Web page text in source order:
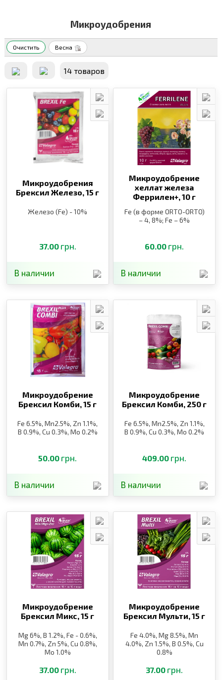
Микроудобрения
Очистить Весна
14 товаров
Микроудобрения
Брексил Железо,15 г
Железо (Fe) - 10%
37.00 грн.
В наличии
Микроудобрение
хеллат железа
Феррилен+,10 г
Fe (в форме ORTO-ORTO)
– 4, 8%; Fe – 6%
60.00 грн.
В наличии
Микроудобрение
Брексил Комби,15 г
Fe 6.5%, Mn2.5%, Zn 1.1%,
B 0.9%, Cu 0.3%, Mo 0.2%
50.00 грн.
В наличии
Микроудобрение
Брексил Комби, 250 г
Fe 6.5%, Mn2.5%, Zn 1.1%,
B 0.9%, Cu 0.3%, Mo 0.2%
409.00 грн.
В наличии
Микроудобрение
Брексил Микс,15 г
Mg 6%, B 1.2%, Fe - 0.6%,
Mn 0.7%, Zn 5%, Cu 0.8%,
Mo 1.0%
37.00 грн.
Микроудобрение
Брексил Мульти,15 г
Fe 4.0%, Mg 8.5%, Mn
4.0%, Zn 1.5%, B 0.5%, Cu
0.8%
37.00 грн.